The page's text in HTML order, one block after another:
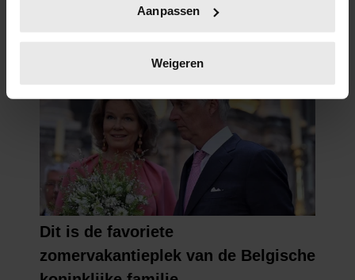
scannen op specifieke eigenschappen (fingerprinting)
verwerkt en stel uw voorkeuren in het
intrekken in de Cookieverklaring.
We gebruiken cookies om content en advertenties te
personaliseren, om functies voor social media te bieden
en om ons websiteverkeer te analyseren. Ook delen we
informatie over uw gebruik van onze site met onze
partners voor social media, adverteren en analyse. Deze
partners kunnen deze gegevens combineren met andere
informatie die u aan ze heeft verstrekt of die ze hebben
verzameld op basis van uw gebruik van hun services. U
Aanpassen
Weigeren